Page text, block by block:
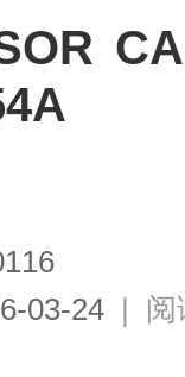
03-24 | 阅